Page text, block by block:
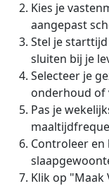
Kies je
aangepast
Stel je
sluiten bij je
Selecteer je
onderhoud of
Pas je
Controleer en
Klik op "Maak